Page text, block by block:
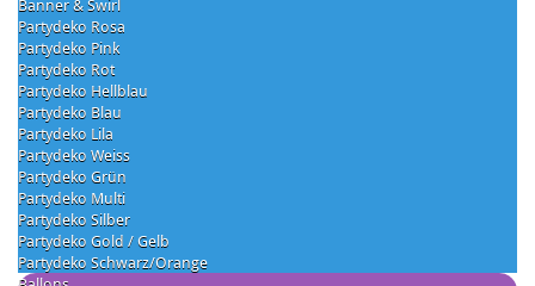
Banner & Swirl
Partydeko Rosa
Partydeko Pink
Partydeko Rot
Partydeko Hellblau
Partydeko Blau
Partydeko Lila
Partydeko Weiss
Partydeko Grün
Partydeko Multi
Partydeko Silber
Partydeko Gold / Gelb
Partydeko Schwarz/Orange